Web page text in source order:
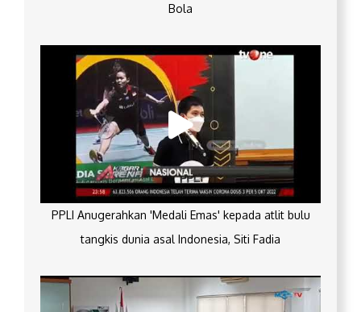
Bola
PPLI Anugerahkan 'Medali Emas' kepada atlit bulu
tangkis dunia asal Indonesia, Siti Fadia